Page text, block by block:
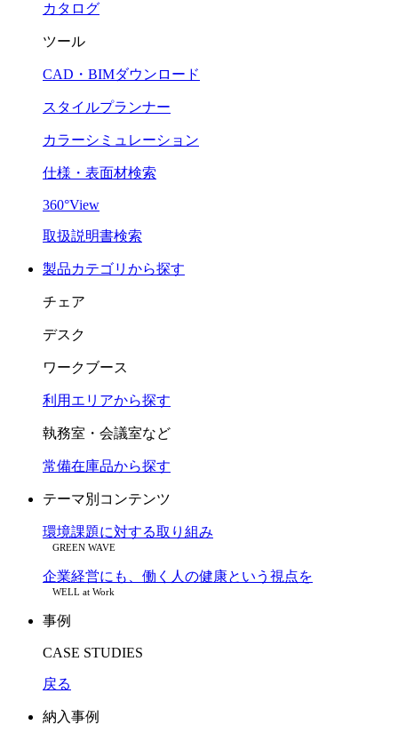
カタログ
ツール
CAD・BIMダウンロード
スタイルプランナー
カラーシミュレーション
仕様・表面材検索
360°View
取扱説明書検索
製品カテゴリから探す
チェア
デスク
ワークブース
利用エリアから探す
執務室・会議室など
常備在庫品から探す
テーマ別コンテンツ
環境課題に対する取り組み
GREEN WAVE
企業経営にも、働く人の健康という視点を
WELL at Work
事例
CASE STUDIES
戻る
納入事例